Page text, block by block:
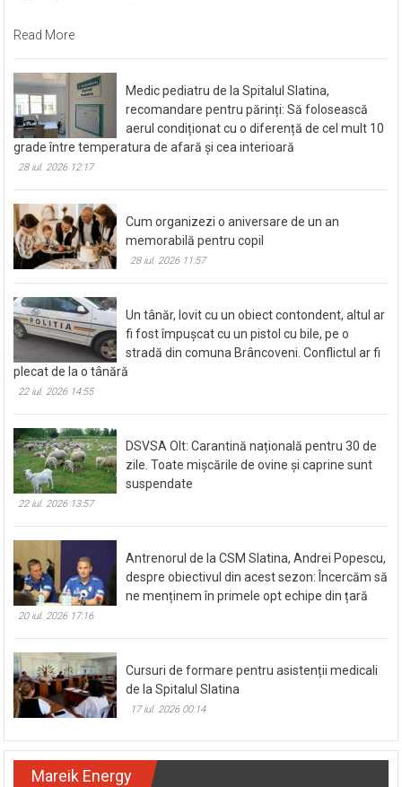
Read More
Medic pediatru de la Spitalul Slatina,
recomandare pentru părinți: Să folosească
aerul condiționat cu o diferență de cel mult 10
grade între temperatura de afară și cea interioară
28 iul. 2026 12:17
Cum organizezi o aniversare de un an
memorabilă pentru copil
28 iul. 2026 11:57
Un tânăr, lovit cu un obiect contondent, altul ar
fi fost împușcat cu un pistol cu bile, pe o
stradă din comuna Brâncoveni. Conflictul ar fi
plecat de la o tânără
22 iul. 2026 14:55
DSVSA Olt: Carantină națională pentru 30 de
zile. Toate mișcările de ovine și caprine sunt
suspendate
22 iul. 2026 13:57
Antrenorul de la CSM Slatina, Andrei Popescu,
despre obiectivul din acest sezon: Încercăm să
ne menținem în primele opt echipe din țară
20 iul. 2026 17:16
Cursuri de formare pentru asistenții medicali
de la Spitalul Slatina
17 iul. 2026 00:14
Mareik Energy